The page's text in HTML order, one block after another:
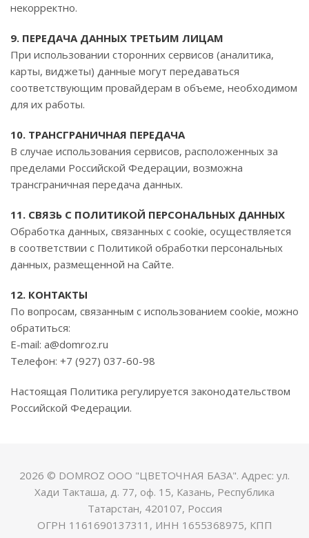
некорректно.
9. ПЕРЕДАЧА ДАННЫХ ТРЕТЬИМ ЛИЦАМ
При использовании сторонних сервисов (аналитика,
карты, виджеты) данные могут передаваться
соответствующим провайдерам в объеме, необходимом
для их работы.
10. ТРАНСГРАНИЧНАЯ ПЕРЕДАЧА
В случае использования сервисов, расположенных за
пределами Российской Федерации, возможна
трансграничная передача данных.
11. СВЯЗЬ С ПОЛИТИКОЙ ПЕРСОНАЛЬНЫХ ДАННЫХ
Обработка данных, связанных с cookie, осуществляется
в соответствии с Политикой обработки персональных
данных, размещенной на Сайте.
12. КОНТАКТЫ
По вопросам, связанным с использованием cookie, можно
обратиться:
E-mail: a@domroz.ru
Телефон: +7 (927) 037-60-98
Настоящая Политика регулируется законодательством
Российской Федерации.
2026 © DOMROZ ООО "ЦВЕТОЧНАЯ БАЗА". Адрес: ул.
Хади Такташа, д. 77, оф. 15, Казань, Республика
Татарстан, 420107, Россия
ОГРН 1161690137311, ИНН 1655368975, КПП